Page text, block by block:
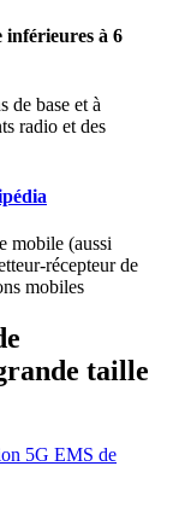
inférieures à 6
de base et à
radio et des
mobile (aussi
récepteur de
mobiles
taille